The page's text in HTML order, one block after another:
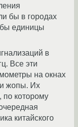
бы в городах
единицы
в
Все эти
на окнах
жопы. Их
по которому
китайского